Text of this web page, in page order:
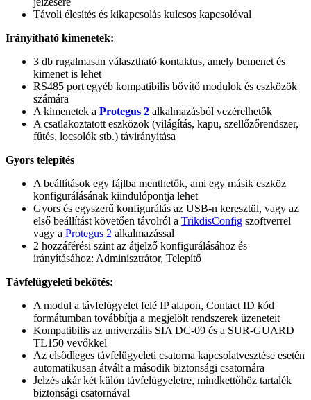
Távoli élesítés és kikapcsolás kulcsos kapcsolóval
Irányítható kimenetek:
3 db rugalmasan választható kontaktus, amely bemenet és
kimenet is lehet
RS485 port egyéb kompatibilis bővítő modulok és eszközök
számára
A kimenetek a Protegus 2 alkalmazásból vezérelhetők
A csatlakoztatott eszközök (világítás, kapu, szellőzőrendszer,
fűtés, locsolók stb.) távirányítása
Gyors telepítés
A beállítások egy fájlba menthetők, ami egy másik eszköz
konfigurálásának kiindulópontja lehet
Gyors és egyszerű konfigurálás az USB-n keresztül, vagy az
első beállítást követően távolról a TrikdisConfig szoftverrel
vagy a Protegus 2 alkalmazással
2 hozzáférési szint az átjelző konfigurálásához és
irányításához: Adminisztrátor, Telepítő
Távfelügyeleti bekötés:
A modul a távfelügyelet felé IP alapon, Contact ID kód
formátumban továbbítja a megjelölt rendszerek üzeneteit
Kompatibilis az univerzális SIA DC-09 és a SUR-GUARD
TL150 vevőkkel
Az elsődleges távfelügyeleti csatorna kapcsolatvesztése esetén
automatikusan átvált a második biztonsági csatornára
Jelzés akár két külön távfelügyeletre, mindkettőhöz tartalék
biztonsági csatornával